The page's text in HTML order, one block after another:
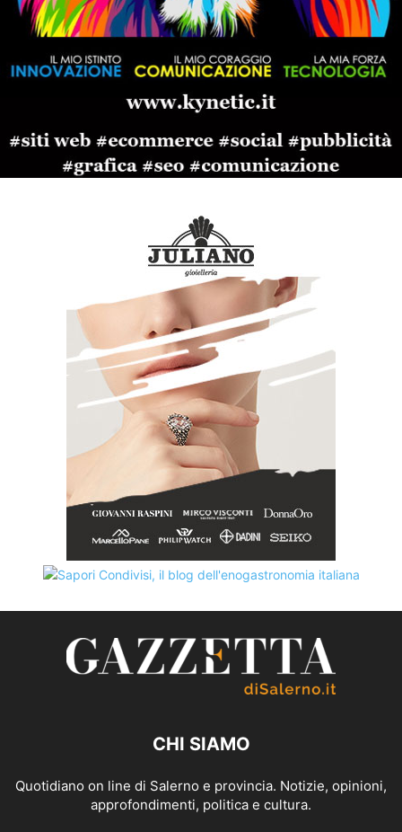
CHI SIAMO
Quotidiano on line di Salerno e provincia. Notizie, opinioni,
approfondimenti, politica e cultura.